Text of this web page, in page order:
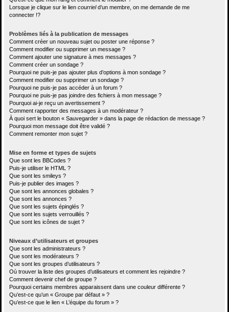
Lorsque je clique sur le lien courrield’un membre, on me demande de me
connecter !?
Problèmes liés à la publication de messages
Comment créer un nouveau sujet ou poster une réponse ?
Comment modifier ou supprimer un message ?
Comment ajouter une signature à mes messages ?
Comment créer un sondage ?
Pourquoi ne puis-je pas ajouter plus d’options à mon sondage ?
Comment modifier ou supprimer un sondage ?
Pourquoi ne puis-je pas accéder à un forum ?
Pourquoi ne puis-je pas joindre des fichiers à mon message ?
Pourquoi ai-je reçu un avertissement ?
Comment rapporter des messages à un modérateur ?
À quoi sert le bouton « Sauvegarder » dans la page de rédaction de message ?
Pourquoi mon message doit être validé ?
Comment remonter mon sujet ?
Mise en forme et types de sujets
Que sont les BBCodes ?
Puis-je utiliser le HTML ?
Que sont les smileys ?
Puis-je publier des images ?
Que sont les annonces globales ?
Que sont les annonces ?
Que sont les sujets épinglés ?
Que sont les sujets verrouillés ?
Que sont les icônes de sujet ?
Niveaux d’utilisateurs et groupes
Que sont les administrateurs ?
Que sont les modérateurs ?
Que sont les groupes d’utilisateurs ?
Où trouver la liste des groupes d’utilisateurs et comment les rejoindre ?
Comment devenir chef de groupe ?
Pourquoi certains membres apparaissent dans une couleur différente ?
Qu’est-ce qu’un « Groupe par défaut » ?
Qu’est-ce que le lien « L’équipe du forum » ?